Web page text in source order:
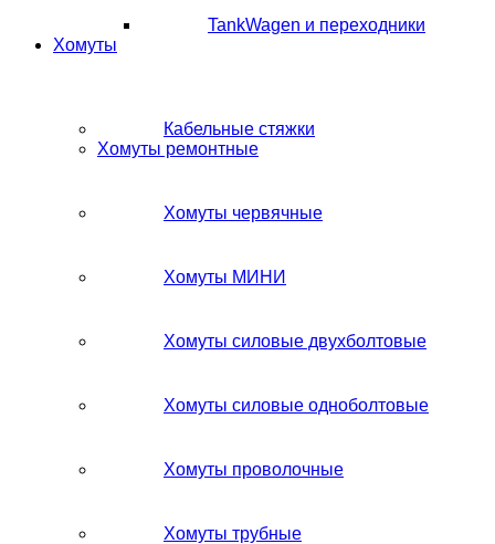
TankWagen и переходники
Хомуты
Кабельные стяжки
Хомуты ремонтные
Хомуты червячные
Хомуты МИНИ
Хомуты силовые двухболтовые
Хомуты силовые одноболтовые
Хомуты проволочные
Хомуты трубные